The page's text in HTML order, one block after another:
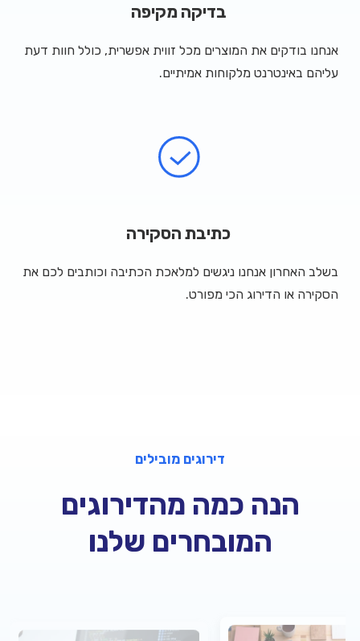
בדיקה מקיפה
אנחנו בודקים את המוצרים מכל זווית אפשרית, כולל חוות דעת
עליהם באינטרנט מלקוחות אמיתיים.
כתיבת הסקירה
בשלב האחרון אנחנו ניגשים למלאכת הכתיבה וכותבים לכם את
הסקירה או הדירוג הכי מפורט.
דירוגים מובילים
הנה כמה מהדירוגים
המובחרים שלנו